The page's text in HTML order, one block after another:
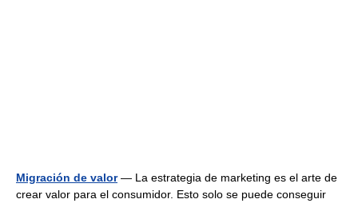
Migración de valor— La estrategia de marketing es el arte de
crear valor para el consumidor. Esto solo se puede conseguir